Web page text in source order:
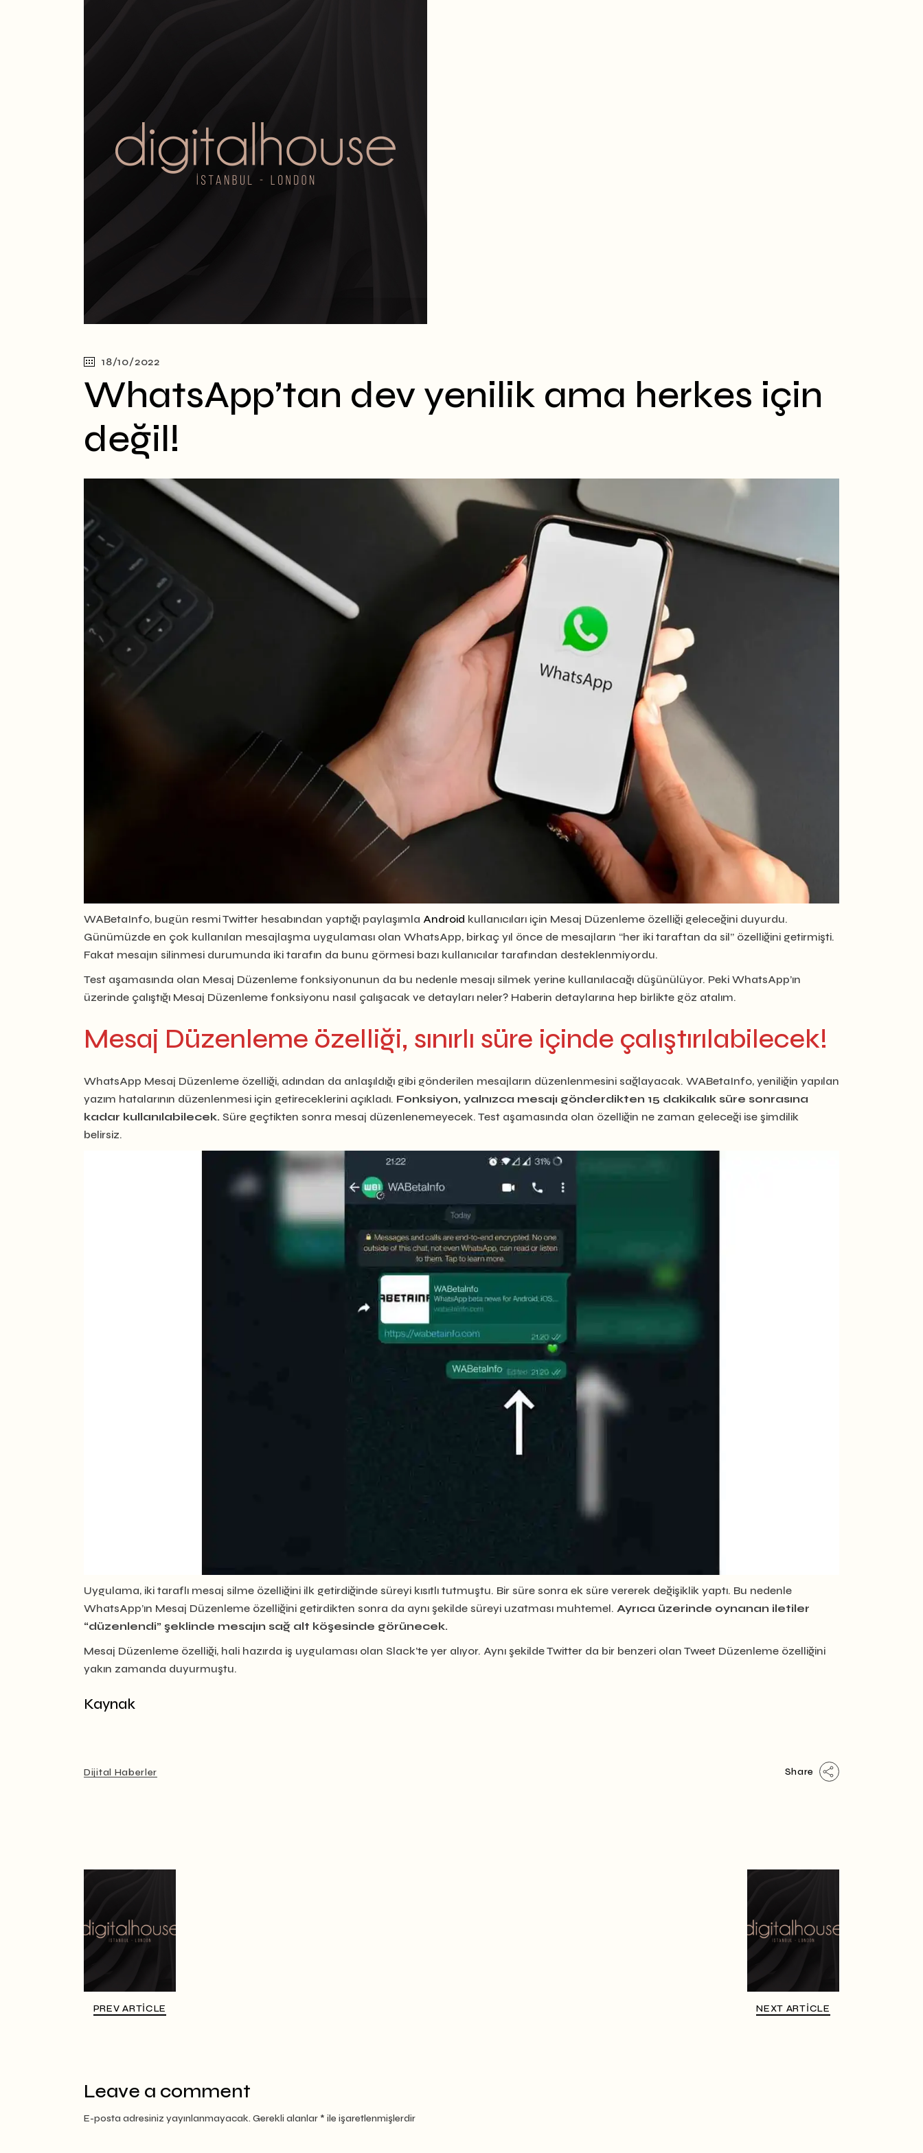
18/10/2022
WhatsApp’tan dev yenilik ama herkes için
değil!
WABetaInfo, bugün resmi Twitter hesabından yaptığı paylaşımla Android kullanıcıları için Mesaj Düzenleme özelliği geleceğini duyurdu.
Günümüzde en çok kullanılan mesajlaşma uygulaması olan WhatsApp, birkaç yıl önce de mesajların “her iki taraftan da sil” özelliğini getirmişti.
Fakat mesajın silinmesi durumunda iki tarafın da bunu görmesi bazı kullanıcılar tarafından desteklenmiyordu.
Test aşamasında olan Mesaj Düzenleme fonksiyonunun da bu nedenle mesajı silmek yerine kullanılacağı düşünülüyor. Peki WhatsApp’ın
üzerinde çalıştığı Mesaj Düzenleme fonksiyonu nasıl çalışacak ve detayları neler? Haberin detaylarına hep birlikte göz atalım.
Mesaj Düzenleme özelliği, sınırlı süre içinde çalıştırılabilecek!
WhatsApp Mesaj Düzenleme özelliği, adından da anlaşıldığı gibi gönderilen mesajların düzenlenmesini sağlayacak. WABetaInfo, yeniliğin yapılan
yazım hatalarının düzenlenmesi için getireceklerini açıkladı. Fonksiyon, yalnızca mesajı gönderdikten 15 dakikalık süre sonrasına
kadar kullanılabilecek. Süre geçtikten sonra mesaj düzenlenemeyecek. Test aşamasında olan özelliğin ne zaman geleceği ise şimdilik
belirsiz.
Uygulama, iki taraflı mesaj silme özelliğini ilk getirdiğinde süreyi kısıtlı tutmuştu. Bir süre sonra ek süre vererek değişiklik yaptı. Bu nedenle
WhatsApp’ın Mesaj Düzenleme özelliğini getirdikten sonra da aynı şekilde süreyi uzatması muhtemel. Ayrıca üzerinde oynanan iletiler
“düzenlendi” şeklinde mesajın sağ alt köşesinde görünecek.
Mesaj Düzenleme özelliği, hali hazırda iş uygulaması olan Slack’te yer alıyor. Aynı şekilde Twitter da bir benzeri olan Tweet Düzenleme özelliğini
yakın zamanda duyurmuştu.
Kaynak
Dijital Haberler Share
PREV ARTICLE NEXT ARTICLE
Leave a comment
E-posta adresiniz yayınlanmayacak. Gerekli alanlar * ile işaretlenmişlerdir